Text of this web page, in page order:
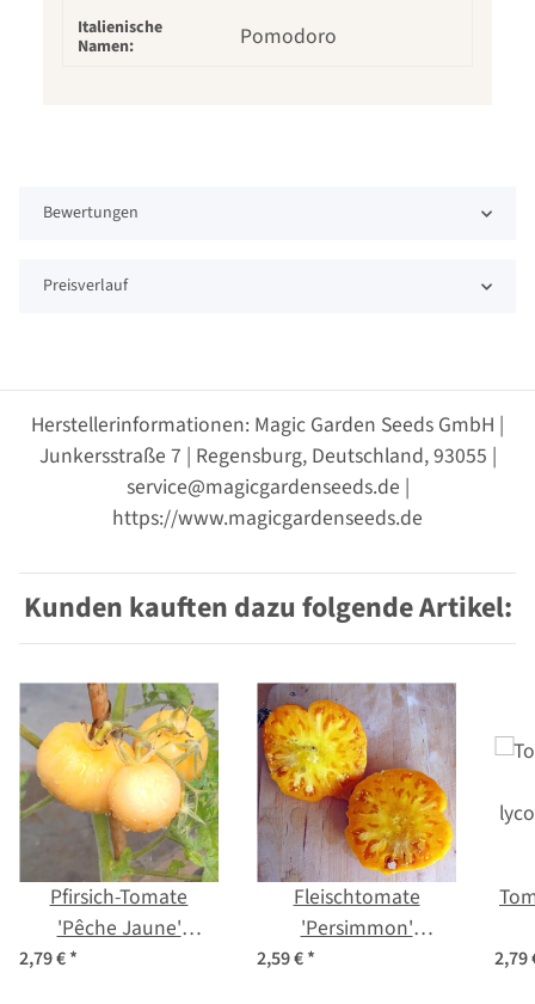
Italienische
Namen:
Pomodoro
Bewertungen
Preisverlauf
Herstellerinformationen: Magic Garden Seeds GmbH |
Junkersstraße 7 | Regensburg, Deutschland, 93055 |
service@magicgardenseeds.de |
https://www.magicgardenseeds.de
Kunden kauften dazu folgende Artikel:
Pfirsich-Tomate
'Pêche Jaune'
(Solanum
2,79 €*
Fleischtomate
'Persimmon'
(Solanum
2,59 €* 2,79